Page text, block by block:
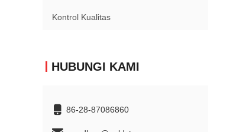
Kontrol Kualitas
HUBUNGI KAMI
86-28-87086860